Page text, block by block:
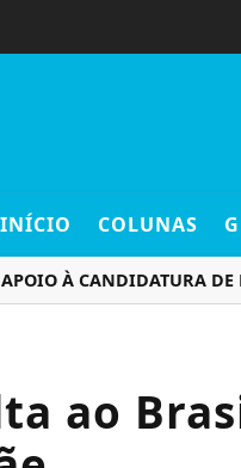
INÍCIO COLUNAS
À CANDIDATURA DE
ao